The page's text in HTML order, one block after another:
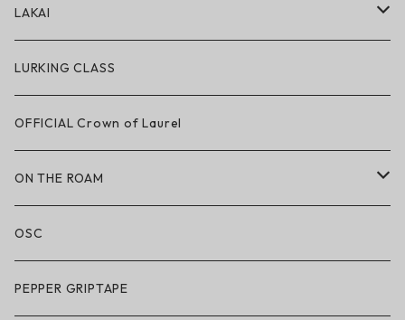
アパレル
ハードグッズ
LAKAI
LAKAI × POLeR
LAKAI × CHOCOLATE
LAKAI × RIPNDIP
シューズ
アパレル
LURKING CLASS
OFFICIAL Crown of Laurel
ON THE ROAM
アパレル
サングラス
OSC
PEPPER GRIPTAPE